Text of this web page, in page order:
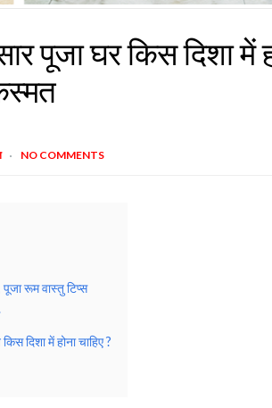
पूजा घर किस दिशा में
NO COMMENTS
रूम वास्तु टिप्स
दिशा में होना चाहिए ?